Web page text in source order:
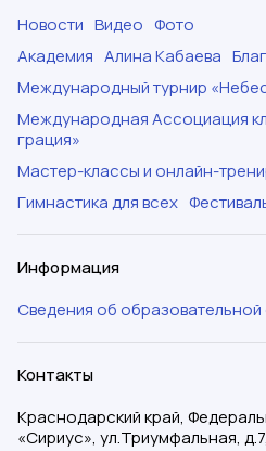
Новости Видео Фото
Академия Алина Кабаева
Международный турнир
Международная Ассоциация
грация»
Мастер-классы и онлайн-
Гимнастика для всех
Информация
Сведения об образовательной
Контакты
Краснодарский край,
«Сириус», ул.Триумфальная, д.7,